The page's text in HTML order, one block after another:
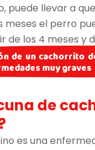
puede llevar a
meses el perro
de los 4 meses y
de un cachorrito
muy graves
de
es una